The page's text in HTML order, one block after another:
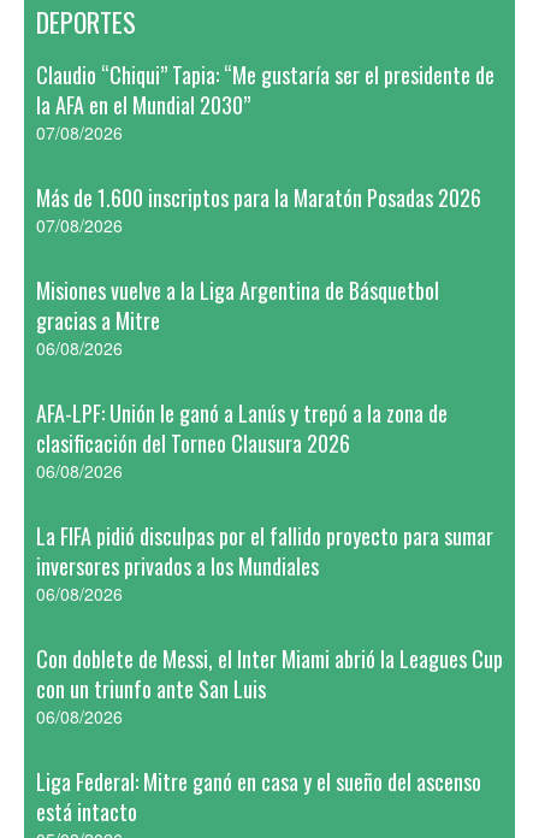
DEPORTES
Claudio “Chiqui” Tapia: “Me gustaría ser el presidente de
la AFA en el Mundial 2030”
07/08/2026
Más de 1.600 inscriptos para la Maratón Posadas 2026
07/08/2026
Misiones vuelve a la Liga Argentina de Básquetbol
gracias a Mitre
06/08/2026
AFA-LPF: Unión le ganó a Lanús y trepó a la zona de
clasificación del Torneo Clausura 2026
06/08/2026
La FIFA pidió disculpas por el fallido proyecto para sumar
inversores privados a los Mundiales
06/08/2026
Con doblete de Messi, el Inter Miami abrió la Leagues Cup
con un triunfo ante San Luis
06/08/2026
Liga Federal: Mitre ganó en casa y el sueño del ascenso
está intacto